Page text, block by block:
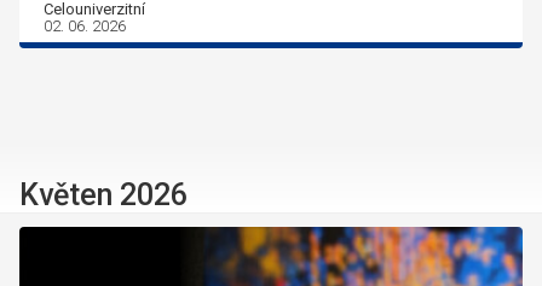
Celouniverzitní
02. 06. 2026
Květen 2026